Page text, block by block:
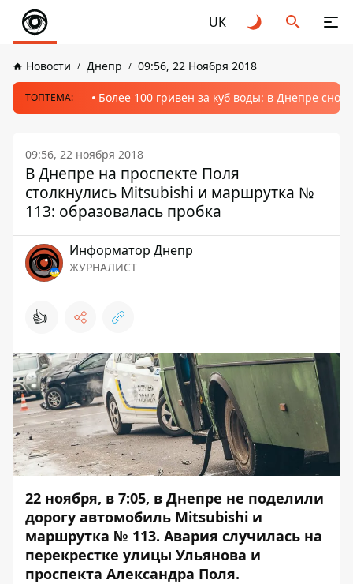
UK
Новости Днепр 09:56, 22 Ноября 2018
ТОПТЕМА: Более 100 гривен за куб воды: в Днепре
09:56, 22 ноября 2018
В Днепре на проспекте Поля
столкнулись Mitsubishi и маршрутка №
113: образовалась пробка
Информатор Днепр
ЖУРНАЛИСТ
👍
22 ноября, в 7:05, в Днепре не поделили
дорогу автомобиль Mitsubishi и
маршрутка № 113. Авария случилась на
перекрестке улицы Ульянова и
проспекта Александра Поля.